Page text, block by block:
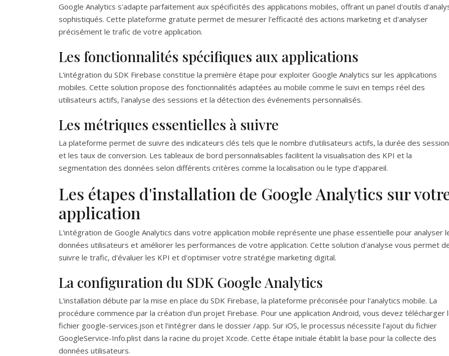
Google Analytics s'adapte parfaitement aux spécificités des applications mobiles, offrant un panel d'outils
sophistiqués. Cette plateforme gratuite permet de mesurer l'efficacité des actions marketing et d'analyser
précisément le trafic de votre application.
Les fonctionnalités spécifiques aux applications
L'intégration du SDK Firebase constitue la première étape pour exploiter Google Analytics sur les applications
mobiles. Cette solution propose des fonctionnalités adaptées au mobile comme le suivi en temps réel des
utilisateurs actifs, l'analyse des sessions et la détection des événements personnalisés.
Les métriques essentielles à suivre
La plateforme permet de suivre des indicateurs clés tels que le nombre d'utilisateurs actifs, la durée des
et les taux de conversion. Les tableaux de bord personnalisables facilitent la visualisation des KPI et la
segmentation des données selon différents critères comme la localisation ou le type d'appareil.
Les étapes d'installation de Google Analytics sur
application
L'intégration de Google Analytics dans votre application mobile représente une phase essentielle pour analyser
données utilisateurs et améliorer les performances de votre application. Cette solution d'analyse vous permet
suivre le trafic, d'évaluer les KPI et d'optimiser votre stratégie marketing digital.
La configuration du SDK Google Analytics
L'installation débute par la mise en place du SDK Firebase, la plateforme préconisée pour l'analytics mobile. La
procédure commence par la création d'un projet Firebase. Pour une application Android, vous devez télécharger
fichier google-services.json et l'intégrer dans le dossier /app. Sur iOS, le processus nécessite l'ajout du fichier
GoogleService-Info.plist dans la racine du projet Xcode. Cette étape initiale établit la base pour la collecte des
données utilisateurs.